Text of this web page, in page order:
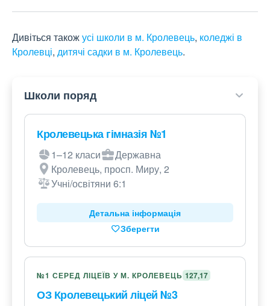
Дивіться такожусі школи в м. Кролевець, коледжі в
Кролевці, дитячі садки в м. Кролевець.
Школи поряд
Кролевецька гімназія №1
1–12 класи
Державна
Кролевець, просп. Миру, 2
Учні/освітяни 6:1
Детальна інформація
Зберегти
№1 СЕРЕД ЛІЦЕЇВ У М. КРОЛЕВЕЦЬ 127,17
ОЗ Кролевецький ліцей №3